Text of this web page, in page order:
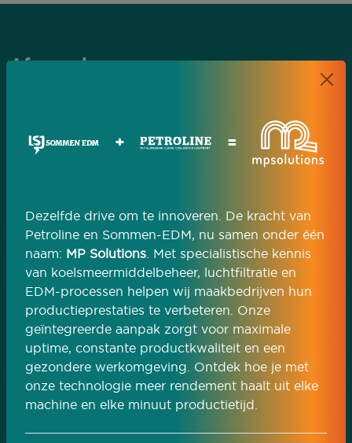
Afspraak
werkplaats en bepalen welke systemen nodig zijn
voor reproduceerbare bewerkingen.
+31 40 22 17 639 info@mpsolutions-group.com
+ =
Dezelfde drive om te innoveren. De kracht van
Petroline en Sommen-EDM, nu samen onder één
naam: MP Solutions . Met specialistische kennis
van koelsmeermiddelbeheer, luchtfiltratie en
EDM-processen helpen wij maakbedrijven hun
productieprestaties te verbeteren. Onze
geïntegreerde aanpak zorgt voor maximale
uptime, constante productkwaliteit en een
gezondere werkomgeving. Ontdek hoe je met
onze technologie meer rendement haalt uit elke
machine en elke minuut productietijd.